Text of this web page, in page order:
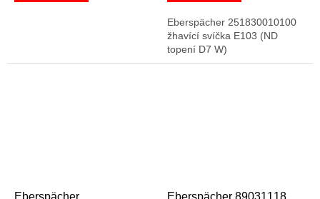
Eberspächer 251830010100
žhavící svíčka E103 (ND
topení D7 W)
Eberspächer Eberspächer 89031118